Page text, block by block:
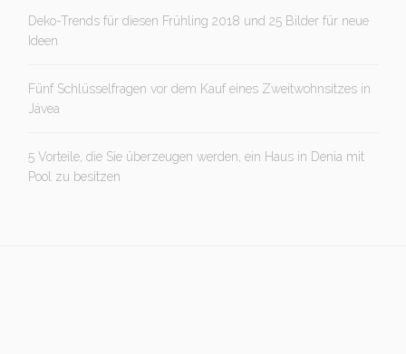
Deko-Trends für diesen Frühling 2018 und 25 Bilder für neue
Ideen
Fünf Schlüsselfragen vor dem Kauf eines Zweitwohnsitzes in
Jávea
5 Vorteile, die Sie überzeugen werden, ein Haus in Denia mit
Pool zu besitzen